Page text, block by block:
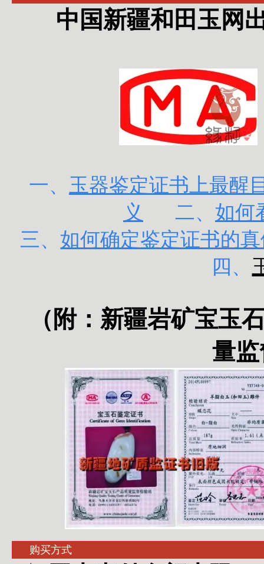
中国新疆和田玉网
一、 玉器鉴定证书上最醒
义
二、 如何
三、 如何确定鉴定证书的
四、
（附： 新疆岩矿宝玉
量
购买方式